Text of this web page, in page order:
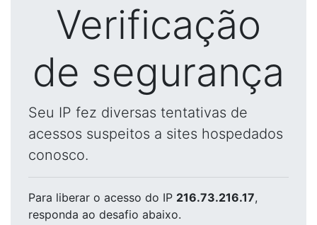
Verificação
de segurança
Seu IP fez diversas tentativas de
acessos suspeitos a sites hospedados
conosco.
Para liberar o acesso do IP 216.73.216.17,
responda ao desafio abaixo.